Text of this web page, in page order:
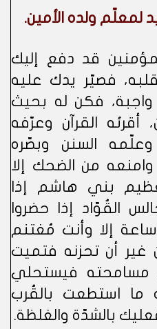
لمعلّم ولده الأمين.
قد دفع إليك
فصيّر يدك عليه
فكن له بحيث
أقرئه القرآن وعرّفه
وعلّمه السنن وبصّره
وامنعه من الضحك إلا
بني هاشم إذا
القُوّاد إذا حضروا
إلا وأنت مُغتنم
غير أن تحزنه فتميت
فيستحلي
ما استطعت بالقُرب
بالشدّة والغلظة.